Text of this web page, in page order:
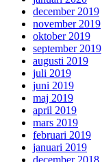
december 2019
november 2019
oktober 2019
september 2019
augusti 2019
juli 2019
juni 2019
maj 2019
april 2019
mars 2019
februari 2019
januari 2019
december 2018